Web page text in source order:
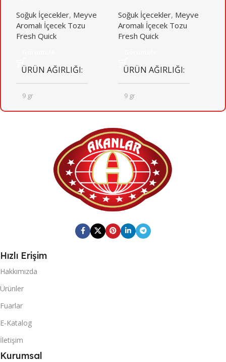
Soğuk İçecekler, Meyve
Aromalı İçecek Tozu
Fresh Quick
ÜRÜN AĞIRLIĞI
9 gr
KOLI ÖLÇÜSÜ
246mm X 410mm X 205mm
0869 744 210 6401
MARKA
20 DC KONTEYNER
40 DC KONTEYNER
Soğuk İçecekler, Meyve
Aromalı İçecek Tozu
Fresh Quick
ÜRÜN AĞIRLIĞI
9 gr
KOLI ÖLÇÜSÜ
246mm X 410mm X 205mm
KOLI BARKOD
0868 116 190 0648
Hızlı Erişim
Hakkımızda
Ürünler
Fuarlar
E-Katalog
İletişim
Kurumsal